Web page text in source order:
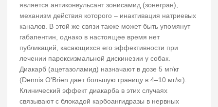
является антиконвульсант зонисамид (зонегран),
механизм действия которого – инактивация натриевых
каналов. В этой же связи также может быть упомянут
габапентин, однако в настоящее время нет
публикаций, касающихся его эффективности при
лечении пароксизмальной дискинезии у собак.
Диакарб (ацетазоламид) назначают в дозе 5 мг/кг
(Dennis O'Brien дает большую границу в 4–10 мг/кг).
Клинический эффект диакарба в этих случаях
связывают с блокадой карбоангидразы в нервных